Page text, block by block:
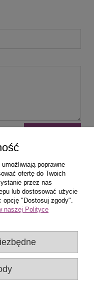
poprawne
ofertę do Twoich
przez nas
lub dostosować użycie
opcję "Dostosuj zgody".
naszej Polityce